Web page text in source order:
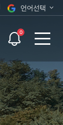
루 보지 않기
언어선택
ENG
0